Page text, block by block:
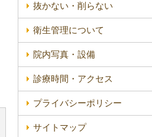
抜かない・削らない
衛生管理について
院内写真・設備
診療時間・アクセス
プライバシーポリシー
サイトマップ